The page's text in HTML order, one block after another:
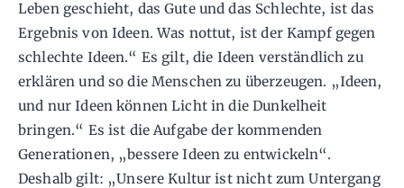
Leben geschieht, das Gute und das Schlechte, ist das
Ergebnis von Ideen. Was nottut, ist der Kampf gegen
schlechte Ideen.“ Es gilt, die Ideen verständlich zu
erklären und so die Menschen zu überzeugen. „Ideen,
und nur Ideen können Licht in die Dunkelheit
bringen.“ Es ist die Aufgabe der kommenden
Generationen, „bessere Ideen zu entwickeln“.
Deshalb gilt: „Unsere Kultur ist nicht zum Untergang